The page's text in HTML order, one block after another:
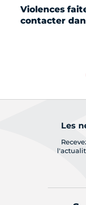
Violences
contacter
Les